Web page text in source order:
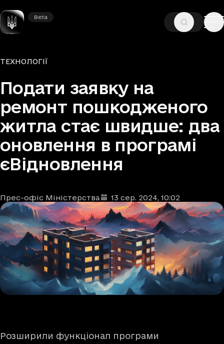
Beta
Beta
ГОЛОВНА —НОВИНИ
Рубрики
ТЕХНОЛОГІЇ
Подати заявку на
ремонт пошкодженого
житла стає швидше: два
оновлення в програмі
єВідновлення
Автори
Прес-офіс Міністерства
Дата та час публікації: 13 сер. 2024, 10:02
Розширили функціонал програми